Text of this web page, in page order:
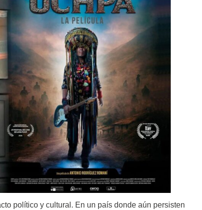
político y cultural. En un país donde aún persisten